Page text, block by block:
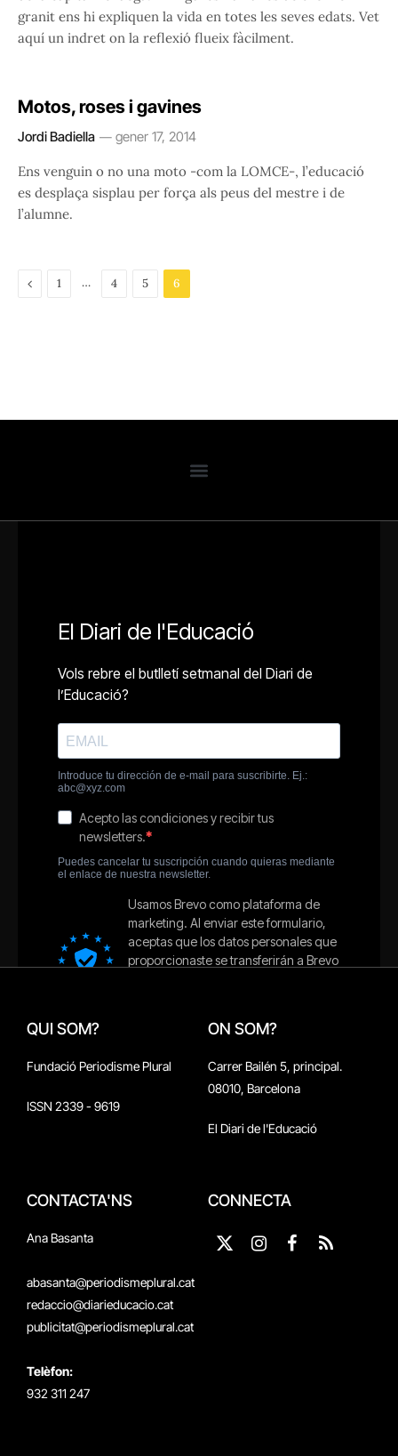
granit ens hi expliquen la vida en totes les seves edats. Vet
aquí un indret on la reflexió flueix fàcilment.
Motos, roses i gavines
Jordi Badiella gener 17, 2014
Ens venguin o no una moto -com la LOMCE-, l’educació
es desplaça sisplau per força als peus del mestre i de
l’alumne.
Previous
1 … 4 5 6
QUI SOM?
Fundació Periodisme Plural
ISSN 2339 - 9619
ON SOM?
Carrer Bailén 5, principal.
08010, Barcelona
El Diari de l'Educació
CONTACTA'NS
Ana Basanta
abasanta@periodismeplural.cat
redaccio@diarieducacio.cat
publicitat@periodismeplural.cat
Telèfon:
932 311 247
CONNECTA
X
Instagram
Facebook
RSS